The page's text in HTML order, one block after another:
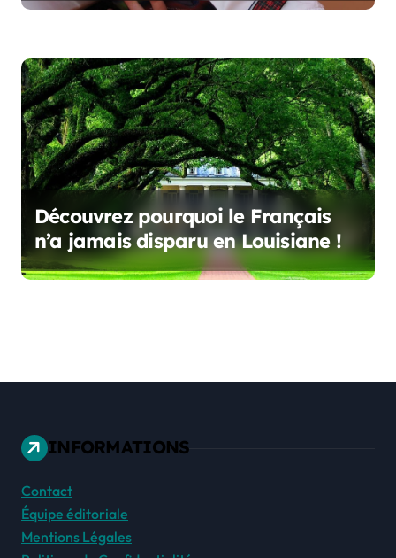
Découvrez pourquoi le Français
n’a jamais disparu en Louisiane !
INFORMATIONS
Contact
Équipe éditoriale
Mentions Légales